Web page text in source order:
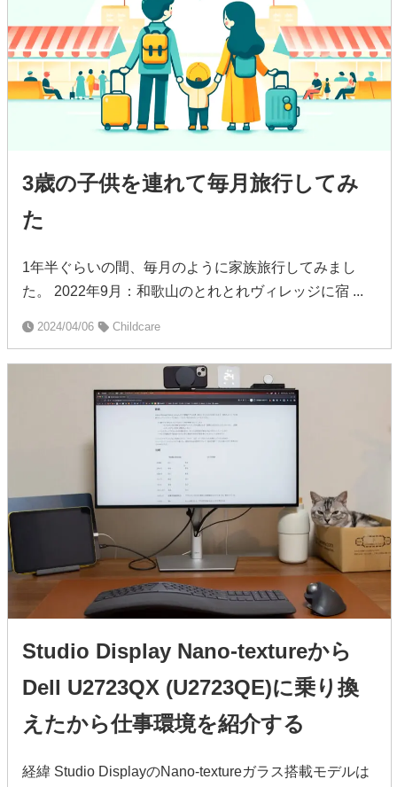
3歳の子供を連れて毎月旅行してみ
た
1年半ぐらいの間、毎月のように家族旅行してみまし
た。 2022年9月：和歌山のとれとれヴィレッジに宿 ...
2024/04/06 Childcare
Studio Display Nano-textureから
Dell U2723QX (U2723QE)に乗り換
えたから仕事環境を紹介する
経緯 Studio DisplayのNano-textureガラス搭載モデルは